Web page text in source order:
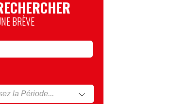
BRÈVE